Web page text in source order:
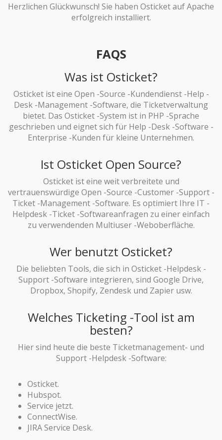
Herzlichen Glückwunsch! Sie haben Osticket auf Apache
erfolgreich installiert.
FAQS
Was ist Osticket?
Osticket ist eine Open -Source -Kundendienst -Help -
Desk -Management -Software, die Ticketverwaltung
bietet. Das Osticket -System ist in PHP -Sprache
geschrieben und eignet sich für Help -Desk -Software -
Enterprise -Kunden für kleine Unternehmen.
Ist Osticket Open Source?
Osticket ist eine weit verbreitete und
vertrauenswürdige Open -Source -Customer -Support -
Ticket -Management -Software. Es optimiert Ihre IT -
Helpdesk -Ticket -Softwareanfragen zu einer einfach
zu verwendenden Multiuser -Weboberfläche.
Wer benutzt Osticket?
Die beliebten Tools, die sich in Osticket -Helpdesk -
Support -Software integrieren, sind Google Drive,
Dropbox, Shopify, Zendesk und Zapier usw.
Welches Ticketing -Tool ist am
besten?
Hier sind heute die beste Ticketmanagement- und
Support -Helpdesk -Software:
Osticket.
Hubspot.
Service jetzt.
ConnectWise.
JIRA Service Desk.